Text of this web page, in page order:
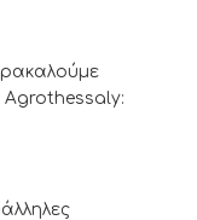
Agrothessaly: